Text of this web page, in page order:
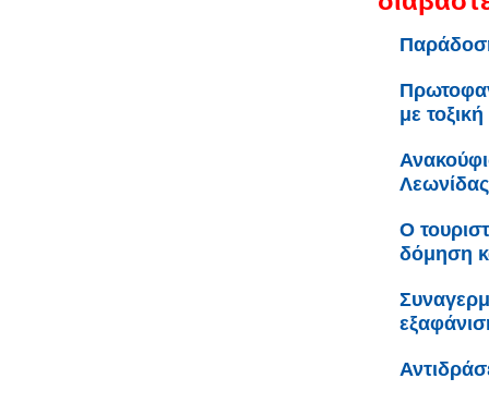
με
Λεωνίδας
Ο
δόμηση